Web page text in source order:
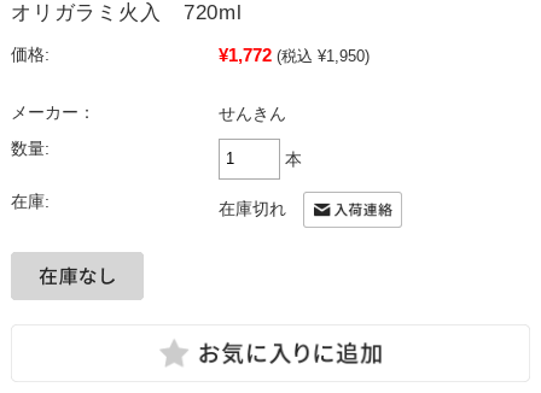
オリガラミ火入 720ml
価格: ¥1,772 (税込 ¥1,950)
メーカー：
せんきん
数量:
本
在庫: 在庫切れ